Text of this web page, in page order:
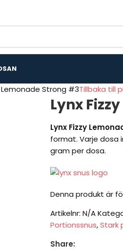
Lemonade Strong #3Tillbaka till
Lynx
Lynx Fizzy
format. Varje dosa
gram per dosa.
Denna produkt är
Artikelnr: N/A
Portionssnus,Stark
Share: